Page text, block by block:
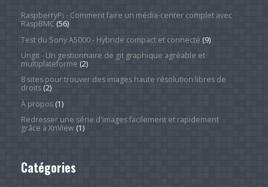
RaspberryPi - Comment faire un média-center complet avec
RaspBMC(56)
Test du Sony A5000 - Hybride compact et connecté (9)
Ungit - Un gestionnaire de git graphique agréable et
multiplateforme (2)
8 sites pour trouver des images haute résolution libres de
droits(2)
À propos(1)
Redresser une série d'images facilement et rapidement
grâce à XnView(1)
Catégories